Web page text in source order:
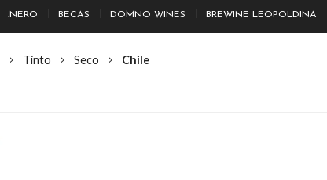
.NERO BECAS DOMNO WINES BREWINE LEOPOLDINA
Tinto Seco Chile